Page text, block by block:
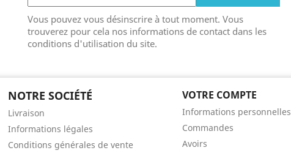
Vous pouvez vous désinscrire à tout moment. Vous
trouverez pour cela nos informations de contact dans les
conditions d'utilisation du site.
NOTRE SOCIÉTÉ
Livraison
Informations légales
Conditions générales de vente
VOTRE COMPTE
Informations personnelles
Commandes
Avoirs